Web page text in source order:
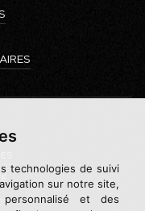
technologies de suivi
sur notre site,
et des